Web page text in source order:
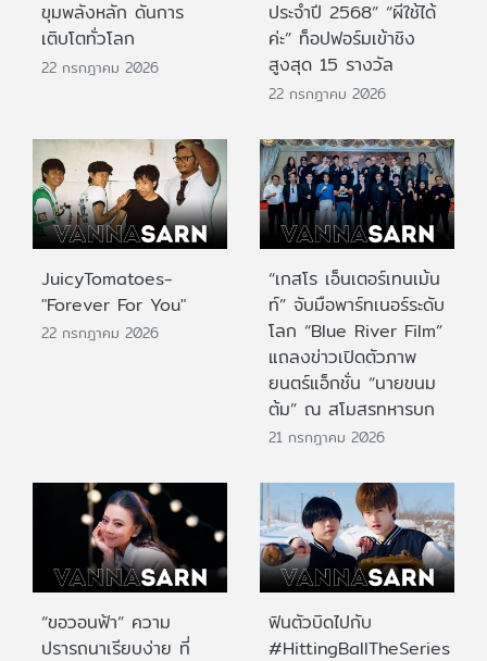
ขุมพลังหลัก ดันการ
เติบโตทั่วโลก
22 กรกฎาคม 2026
ประจำปี 2568” “ผีใช้ได้
ค่ะ” ท็อปฟอร์มเข้าชิง
สูงสุด 15 รางวัล
22 กรกฎาคม 2026
JuicyTomatoes-
"Forever For You"
22 กรกฎาคม 2026
“เกสโร เอ็นเตอร์เทนเม้น
ท์” จับมือพาร์ทเนอร์ระดับ
โลก “Blue River Film”
แถลงข่าวเปิดตัวภาพ
ยนตร์แอ็กชั่น “นายขนม
ต้ม” ณ สโมสรทหารบก
21 กรกฎาคม 2026
“ขอวอนฟ้า” ความ
ปรารถนาเรียบง่าย ที่
ฟินตัวบิดไปกับ
#HittingBallTheSeries